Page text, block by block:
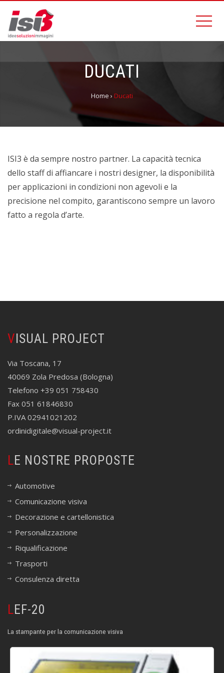
DUCATI
Home ›Ducati
ISI3 è da sempre nostro partner. La capacità tecnica
dello staff di affiancare i nostri designer, la disponibilità
per applicazioni in condizioni non agevoli e la
precisione nel compito, garantiscono sempre un lavoro
fatto a regola d’arte.
VISUAL PROJECT
Via Toscana, 17
40069 Zola Predosa (Bologna)
Telefono +39 051 758430
Fax 051 61846830
P.IVA 02941021202
ordinidigitale@visual-project.it
LE NOSTRE PROPOSTE
Automotive
Comunicazione visiva
Decorazione e cartellonistica
Personalizzazione
Riqualificazione
Trasporti
Consulenza diretta
LEF-20
La stampante per la comunicazione visiva